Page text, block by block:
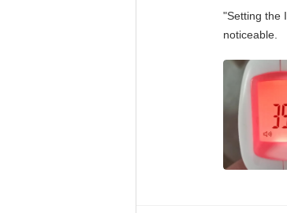
"Setting the
noticeable.